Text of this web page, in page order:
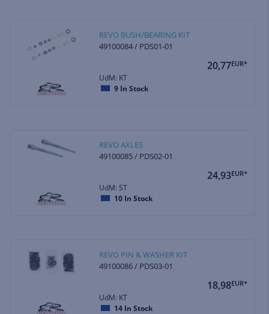
REVO BUSH/BEARING KIT
49100084 / PDS01-01
20,77EUR*
UdM: KT
9 In Stock
REVO AXLES
49100085 / PDS02-01
24,93EUR*
UdM: ST
10 In Stock
REVO PIN & WASHER KIT
49100086 / PDS03-01
18,98EUR*
UdM: KT
14 In Stock